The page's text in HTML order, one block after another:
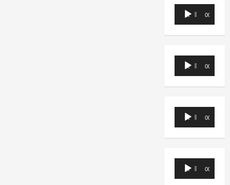
Lecteur
audio
00:00 00:00
Lecteur
audio
00:00 00:00
Lecteur
audio
00:00 00:00
Lecteur
audio
00:00 00:00